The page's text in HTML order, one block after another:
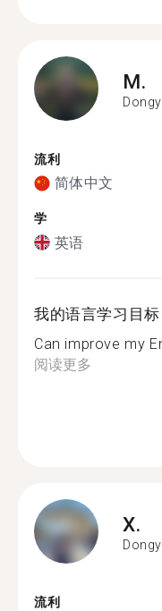
M.
流利
简体中文
学
英语
我的语言学习目标
Can improve my
阅读更多
X.
流利